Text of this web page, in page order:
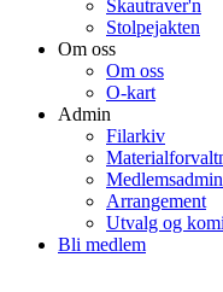
Skautraver'n
Stolpejakten
Om oss
Om oss
O-kart
Admin
Filarkiv
Arrangement
Utvalg og
Bli medlem